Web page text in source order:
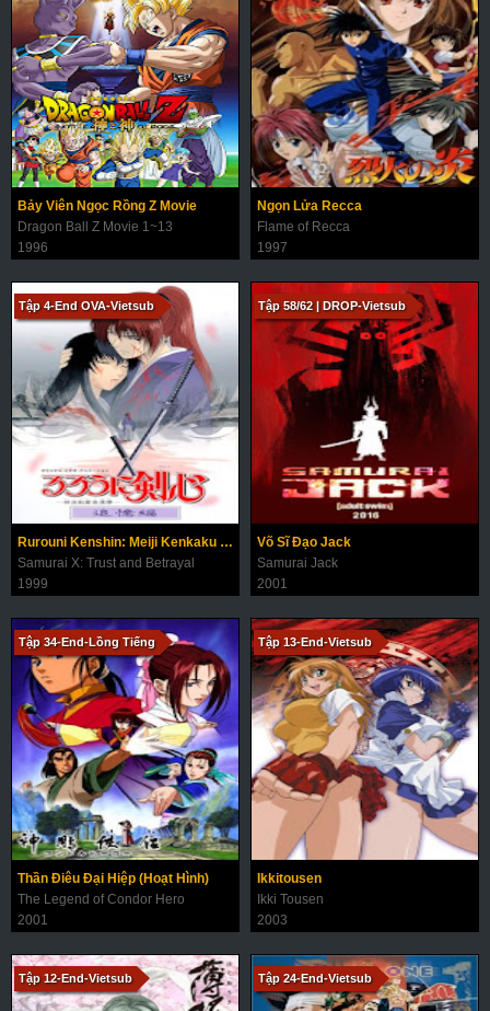
Bảy Viên Ngọc Rồng Z Movie
Dragon Ball Z Movie 1~13
1996
Ngọn Lửa Recca
Flame of Recca
1997
Tập 4-End OVA-Vietsub
Rurouni Kenshin: Meiji Kenkaku Romantan - Tsuioku-hen
Samurai X: Trust and Betrayal
1999
Tập 58/62 | DROP-Vietsub
Võ Sĩ Đạo Jack
Samurai Jack
2001
Tập 34-End-Lồng Tiếng
Thần Điêu Đại Hiệp (Hoạt Hình)
The Legend of Condor Hero
2001
Tập 13-End-Vietsub
Ikkitousen
Ikki Tousen
2003
Tập 12-End-Vietsub Tập 24-End-Vietsub